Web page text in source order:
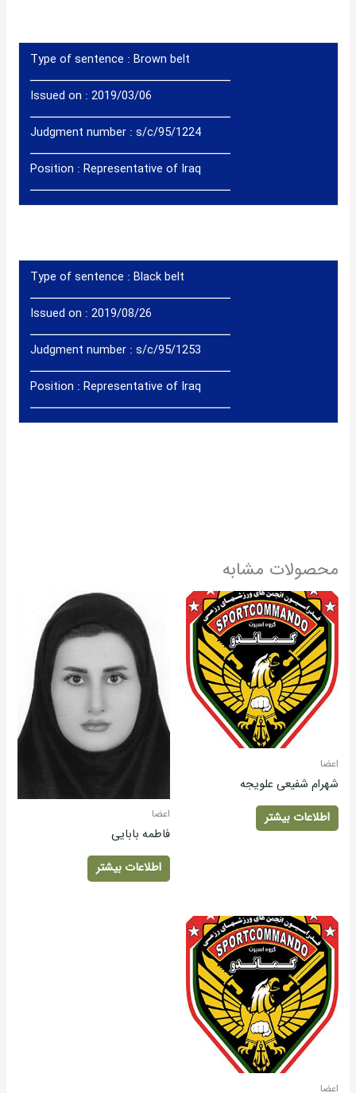
Type of sentence :Brown belt
ــــــــــــــــــــــــــــــــــــــــــ
Issued on : 2019/03/06
ــــــــــــــــــــــــــــــــــــــــــ
Judgment number : s/c/95/1224
ــــــــــــــــــــــــــــــــــــــــــ
Position :Representative of Iraq
ــــــــــــــــــــــــــــــــــــــــــ
Type of sentence :Black belt
ــــــــــــــــــــــــــــــــــــــــــ
Issued on : 2019/08/26
ــــــــــــــــــــــــــــــــــــــــــ
Judgment number : s/c/95/1253
ــــــــــــــــــــــــــــــــــــــــــ
Position :Representative of Iraq
ــــــــــــــــــــــــــــــــــــــــــ
محصولات مشابه
اعضا
شهرام شفیعی علویجه
اطلاعات بیشتر
اعضا
فاطمه بابایی
اطلاعات بیشتر
اعضا